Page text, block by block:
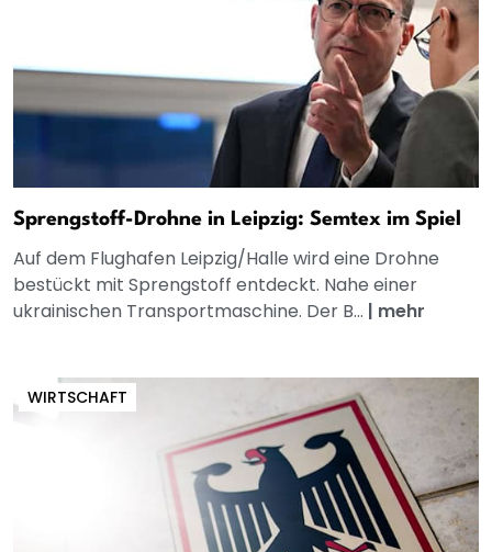
Sprengstoff-Drohne in Leipzig: Semtex im Spiel
Auf dem Flughafen Leipzig/Halle wird eine Drohne
bestückt mit Sprengstoff entdeckt. Nahe einer
ukrainischen Transportmaschine. Der B... | mehr
WIRTSCHAFT